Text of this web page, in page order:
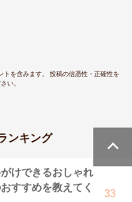
を含みます。 投稿の信憑性・正確性を
い。
ンキング
けできるおしゃれ
すすめを教えてく
33